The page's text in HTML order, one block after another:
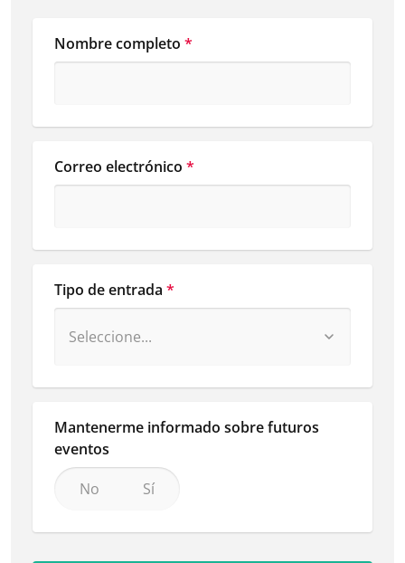
Nombre completo *
Correo electrónico *
Tipo de entrada *
Mantenerme informado sobre futuros
eventos
No
Sí